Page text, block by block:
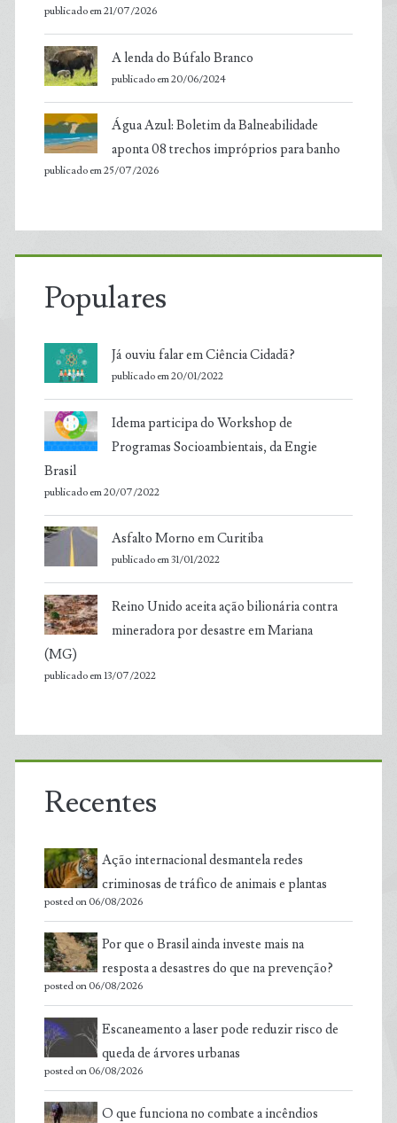
publicado em 21/07/2026
A lenda do Búfalo Branco
publicado em 20/06/2024
Água Azul: Boletim da Balneabilidade
aponta 08 trechos impróprios para banho
publicado em 25/07/2026
Populares
Já ouviu falar em Ciência Cidadã?
publicado em 20/01/2022
Idema participa do Workshop de
Programas Socioambientais, da Engie
Brasil
publicado em 20/07/2022
Asfalto Morno em Curitiba
publicado em 31/01/2022
Reino Unido aceita ação bilionária contra
mineradora por desastre em Mariana
(MG)
publicado em 13/07/2022
Recentes
Ação internacional desmantela redes
criminosas de tráfico de animais e plantas
posted on 06/08/2026
Por que o Brasil ainda investe mais na
resposta a desastres do que na prevenção?
posted on 06/08/2026
Escaneamento a laser pode reduzir risco de
queda de árvores urbanas
posted on 06/08/2026
O que funciona no combate a incêndios